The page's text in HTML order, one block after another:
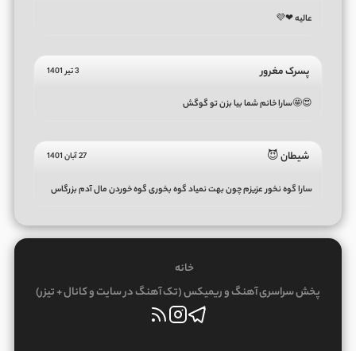
عالیه ❤💜
پسرک مغرور 3 تیر 1401
😍🤩سارا خانم شما بیا بزن تو گوگش
شیطان 😈 27 آبان 1401
سارا گوه نخور عزیزم چون بهت نمیاد گوه بخوری گوه خوردن مال آدم بزرگاس
خانه
پخش سراسری آهنگ و ریمیکس (تک آهنگ در سایت و کانال + تیزر)